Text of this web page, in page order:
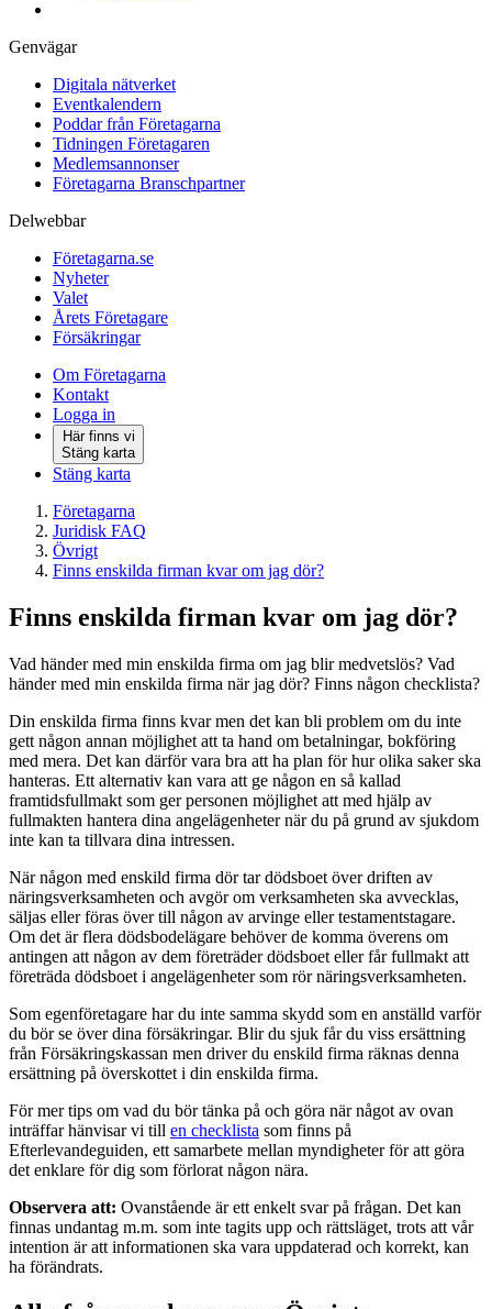
Genvägar
Digitala nätverket
Eventkalendern
Poddar från Företagarna
Tidningen Företagaren
Medlemsannonser
Företagarna Branschpartner
Delwebbar
Företagarna.se
Nyheter
Valet
Årets Företagare
Försäkringar
Om Företagarna
Kontakt
Logga in
Här finns vi
Stäng karta
Stäng karta
Företagarna
Juridisk FAQ
Övrigt
Finns enskilda firman kvar om jag dör?
Finns enskilda firman kvar om jag dör?
Vad händer med min enskilda firma om jag blir medvetslös? Vad
händer med min enskilda firma när jag dör? Finns någon checklista?
Din enskilda firma finns kvar men det kan bli problem om du inte
gett någon annan möjlighet att ta hand om betalningar, bokföring
med mera. Det kan därför vara bra att ha plan för hur olika saker ska
hanteras. Ett alternativ kan vara att ge någon en så kallad
framtidsfullmakt som ger personen möjlighet att med hjälp av
fullmakten hantera dina angelägenheter när du på grund av sjukdom
inte kan ta tillvara dina intressen.
När någon med enskild firma dör tar dödsboet över driften av
näringsverksamheten och avgör om verksamheten ska avvecklas,
säljas eller föras över till någon av arvinge eller testamentstagare.
Om det är flera dödsbodelägare behöver de komma överens om
antingen att någon av dem företräder dödsboet eller får fullmakt att
företräda dödsboet i angelägenheter som rör näringsverksamheten.
Som egenföretagare har du inte samma skydd som en anställd varför
du bör se över dina försäkringar. Blir du sjuk får du viss ersättning
från Försäkringskassan men driver du enskild firma räknas denna
ersättning på överskottet i din enskilda firma.
För mer tips om vad du bör tänka på och göra när något av ovan
inträffar hänvisar vi till en checklista som finns på
Efterlevandeguiden, ett samarbete mellan myndigheter för att göra
det enklare för dig som förlorat någon nära.
Observera att: Ovanstående är ett enkelt svar på frågan. Det kan
finnas undantag m.m. som inte tagits upp och rättsläget, trots att vår
intention är att informationen ska vara uppdaterad och korrekt, kan
ha förändrats.